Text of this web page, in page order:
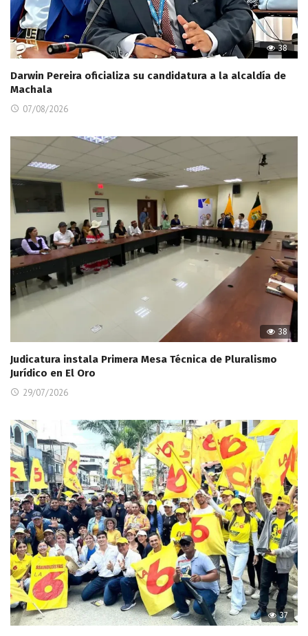
38
Darwin Pereira oficializa su candidatura a la alcaldía de
Machala
07/08/2026
38
Judicatura instala Primera Mesa Técnica de Pluralismo
Jurídico en El Oro
29/07/2026
37